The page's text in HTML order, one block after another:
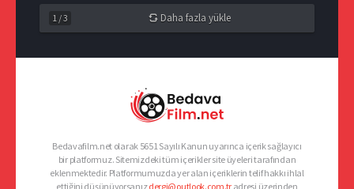
1 /3 Daha fazla yükle
Bedavafilm.net olarak 5651 Sayılı Kanun uyarınca içerik sağlayıcı
bir platformuz. Sitemizdeki tüm içerikler site üyeleri tarafından
eklenmektedir. Platformumuzda yer alan içeriklerin telif hakkı ihlal
ettiğini düşünüyorsanızdergi@outlook.com.tr adresi üzerinden